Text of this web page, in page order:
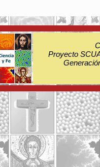
Proyecto